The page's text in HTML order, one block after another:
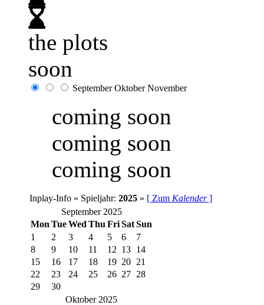
the plots
soon
September Oktober November
coming soon
coming soon
coming soon
Inplay-Info » Spieljahr: 2025 » [ Zum Kalender]
September 2025
Mon TueWed Thu FriSatSun
1
2 3 4 5 6
7
8
9 10 11 12 13 14
15
16 17 18 19 20 21
22
23 24 25 26 27 28
29
30
Oktober 2025